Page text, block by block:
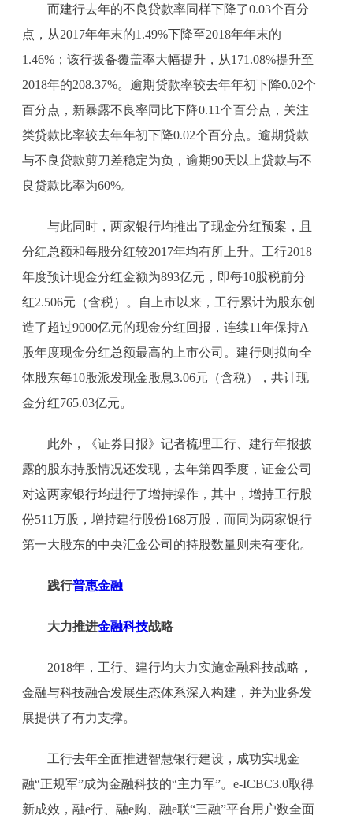
而建行去年的不良贷款率同样下降了0.03个百分
点，从2017年年末的1.49%下降至2018年年末的
1.46%；该行拨备覆盖率大幅提升，从171.08%提升至
2018年的208.37%。逾期贷款率较去年年初下降0.02个
百分点，新暴露不良率同比下降0.11个百分点，关注
类贷款比率较去年年初下降0.02个百分点。逾期贷款
与不良贷款剪刀差稳定为负，逾期90天以上贷款与不
良贷款比率为60%。
与此同时，两家银行均推出了现金分红预案，且
分红总额和每股分红较2017年均有所上升。工行2018
年度预计现金分红金额为893亿元，即每10股税前分
红2.506元（含税）。自上市以来，工行累计为股东创
造了超过9000亿元的现金分红回报，连续11年保持A
股年度现金分红总额最高的上市公司。建行则拟向全
体股东每10股派发现金股息3.06元（含税），共计现
金分红765.03亿元。
此外，《证券日报》记者梳理工行、建行年报披
露的股东持股情况还发现，去年第四季度，证金公司
对这两家银行均进行了增持操作，其中，增持工行股
份511万股，增持建行股份168万股，而同为两家银行
第一大股东的中央汇金公司的持股数量则未有变化。
践行普惠金融
大力推进金融科技战略
2018年，工行、建行均大力实施金融科技战略，
金融与科技融合发展生态体系深入构建，并为业务发
展提供了有力支撑。
工行去年全面推进智慧银行建设，成功实现金
融“正规军”成为金融科技的“主力军”。e-ICBC3.0取得
新成效，融e行、融e购、融e联“三融”平台用户数全面